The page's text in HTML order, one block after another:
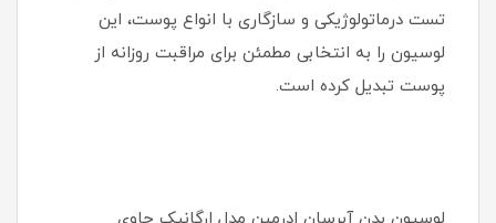
تست درماتولوژیکی و سازگاری با انواع پوست، این
لوسیون را به انتخابی مطمئن برای مراقبت روزانه از
پوست تبدیل کرده است.